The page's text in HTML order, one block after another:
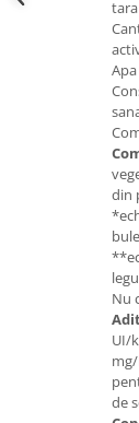
din
Nu
UI/
de